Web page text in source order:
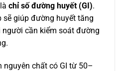
chỉ số đường huyết (GI).
sẽ giúp đường huyết tăng
người cần kiểm soát đường
nguyên chất có GI từ 50–